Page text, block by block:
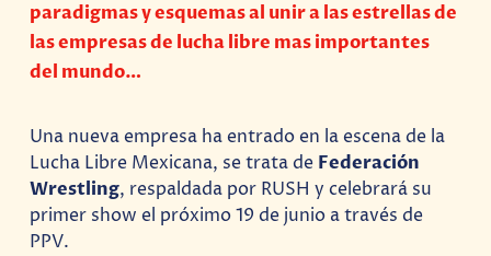
paradigmas y esquemas al unir a las estrellas de
las empresas de lucha libre mas importantes
del mundo…
Una nueva empresa ha entrado en la escena de la
Lucha Libre Mexicana, se trata de Federación
Wrestling, respaldada por RUSH y celebrará su
primer show el próximo 19 de junio a través de
PPV.